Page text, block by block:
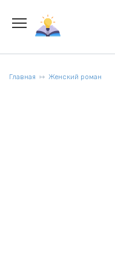
содержанию
Главная Женский роман